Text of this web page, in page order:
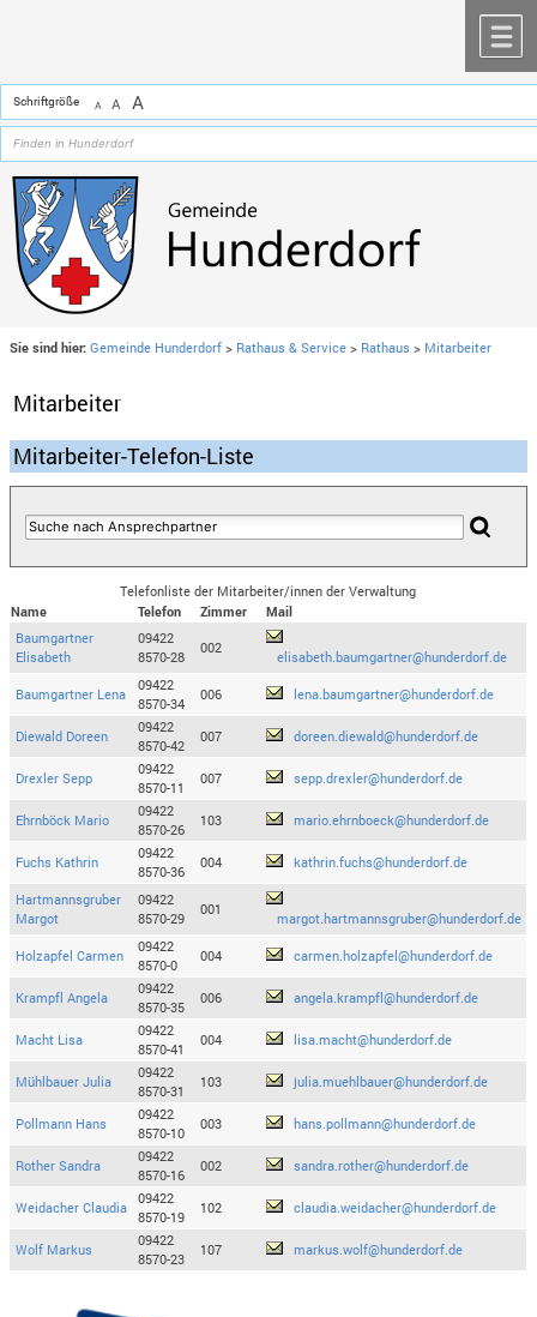
Schriftgröße A A A
Sie sind hier: Gemeinde Hunderdorf > Rathaus & Service > Rathaus > Mitarbeiter
Mitarbeiter
Mitarbeiter-Telefon-Liste
Telefonliste der Mitarbeiter/innen der Verwaltung
Name
Telefon Zimmer
Mail
Baumgartner
Elisabeth
09422
8570-28
002
elisabeth.baumgartner@hunderdorf.de
Baumgartner Lena
09422
8570-34
006 lena.baumgartner@hunderdorf.de
Diewald Doreen
09422
8570-42
007 doreen.diewald@hunderdorf.de
Drexler Sepp
09422
8570-11
007 sepp.drexler@hunderdorf.de
Ehrnböck Mario
09422
8570-26
103 mario.ehrnboeck@hunderdorf.de
Fuchs Kathrin
09422
8570-36
004 kathrin.fuchs@hunderdorf.de
Hartmannsgruber
Margot
09422
8570-29
001
margot.hartmannsgruber@hunderdorf.de
Holzapfel Carmen
09422
8570-0
004 carmen.holzapfel@hunderdorf.de
Krampfl Angela
09422
8570-35
006 angela.krampfl@hunderdorf.de
Macht Lisa
09422
8570-41
004 lisa.macht@hunderdorf.de
Mühlbauer Julia
09422
8570-31
103 julia.muehlbauer@hunderdorf.de
Pollmann Hans
09422
8570-10
003 hans.pollmann@hunderdorf.de
Rother Sandra
09422
8570-16
002 sandra.rother@hunderdorf.de
Weidacher Claudia
09422
8570-19
102 claudia.weidacher@hunderdorf.de
Wolf Markus
09422
8570-23
107 markus.wolf@hunderdorf.de